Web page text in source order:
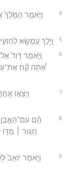
4
וַיֹּ֤אמֶר הַמֶּ֙לֶךְ֙
5 וַיֵּ֥לֶךְ עֲמָשָׂ֖א
6
וַיֹּ֤אמֶר דָּוִד֙
אַ֠תָּה קַ֞ח
7
וַיֵּצְא֤וּ
8
הֵ֗ם עִם־הָאֶ֤בֶן
חָג֣וּר ׀ מִדּ֣וֹ
9
וַיֹּ֤אמֶר יוֹאָב֙